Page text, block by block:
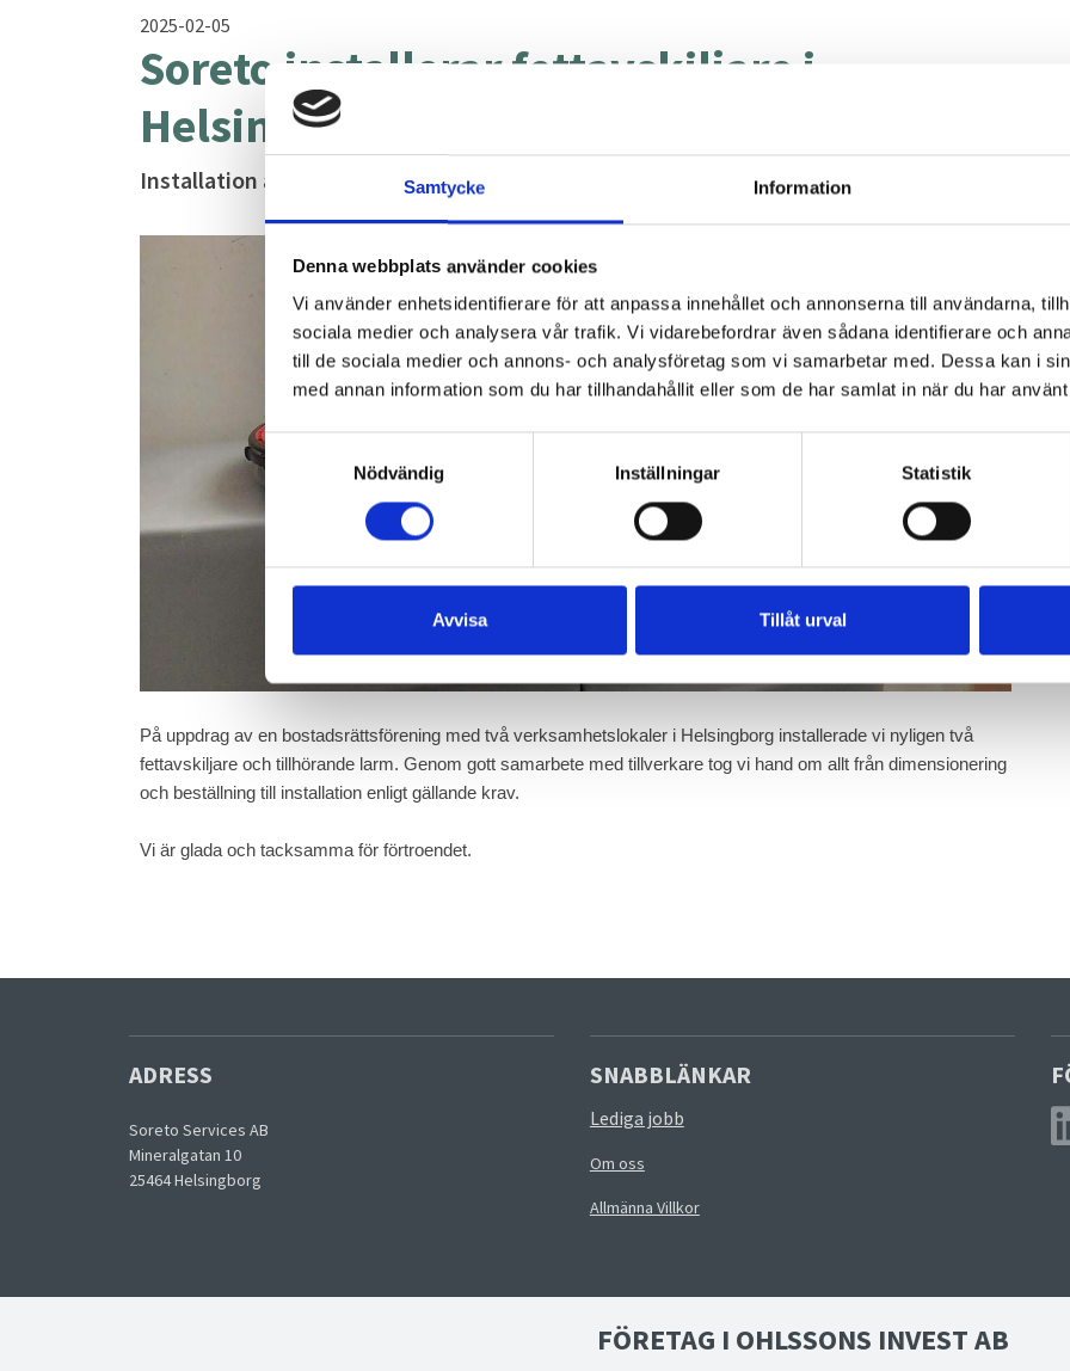
Samtycke Information
Denna webbplats använder cookies
Vi använder enhetsidentifierare för att anpassa innehållet och annonserna till användarna,
sociala medier och analysera vår trafik. Vi vidarebefordrar även sådana identifierare och
till de sociala medier och annons- och analysföretag som vi samarbetar med. Dessa kan i
med annan information som du har tillhandahållit eller som de har samlat in när du har
Samtyckesval
Nödvändig
Inställningar Statistik
Avvisa Tillåt urval
2025-02-05
Soreto installerar fettavskiljare i
Helsingborg
Installation av fettavskiljare i Helsingborg
På uppdrag av en bostadsrättsförening med två verksamhetslokaler i Helsingborg installerade vi nyligen två
fettavskiljare och tillhörande larm. Genom gott samarbete med tillverkare tog vi hand om allt från dimensionering
och beställning till installation enligt gällande krav.
Vi är glada och tacksamma för förtroendet.
ADRESS
Soreto Services AB
Mineralgatan 10
25464 Helsingborg
SNABBLÄNKAR
Lediga jobb
Om oss
Allmänna Villkor
FÖRETAG I OHLSSONS INVEST AB